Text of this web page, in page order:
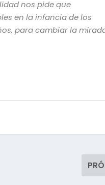
nos pide que
en la infancia de los
para cambiar la